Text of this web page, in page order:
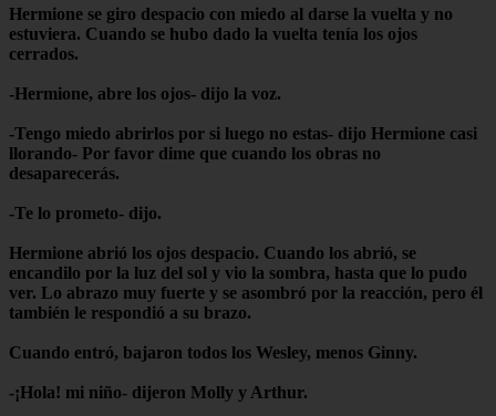
Hermione se giro despacio con miedo al darse la vuelta y no
estuviera. Cuando se hubo dado la vuelta tenía los ojos
cerrados.
-Hermione, abre los ojos- dijo la voz.
-Tengo miedo abrirlos por si luego no estas- dijo Hermione casi
llorando- Por favor dime que cuando los obras no
desaparecerás.
-Te lo prometo- dijo.
Hermione abrió los ojos despacio. Cuando los abrió, se
encandilo por la luz del sol y vio la sombra, hasta que lo pudo
ver. Lo abrazo muy fuerte y se asombró por la reacción, pero él
también le respondió a su brazo.
Cuando entró, bajaron todos los Wesley, menos Ginny.
-¡Hola! mi niño- dijeron Molly y Arthur.